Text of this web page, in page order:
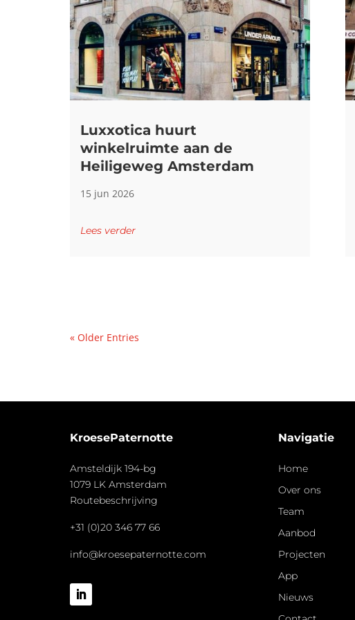
Luxxotica huurt
winkelruimte aan de
Heiligeweg Amsterdam
15 jun 2026
Lees verder
« Older Entries
KroesePaternotte
Amsteldijk 194-bg
1079 LK Amsterdam
Routebeschrijving
+31 (0)20 346 77 66
info@kroesepaternotte.com
Navigatie
Home
Over ons
Team
Aanbod
Projecten
App
Nieuws